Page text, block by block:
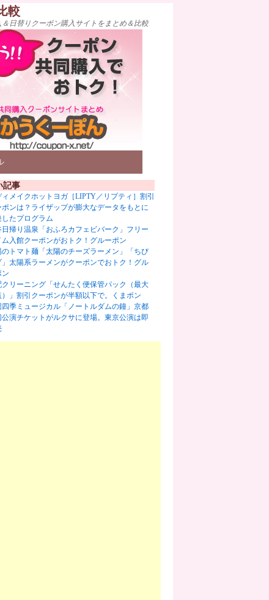
較
日替りクーポン購入サイトをまとめ＆比較
記事
ィメイクホットヨガ［LIPTY／リプティ］割引
ポンは？ライザップが膨大なデータをもとに
したプログラム
日帰り温泉「おふろカフェビバーク」フリー
ム入館クーポンがおトク！グルーポン
のトマト麺「太陽のチーズラーメン」「ちび
」太陽系ラーメンがクーポンでおトク！グル
ン
クリーニング「せんたく便保管パック（最大
）」割引クーポンが半額以下で。くまポン
四季ミュージカル「ノートルダムの鐘」京都
公演チケットがルクサに登場。東京公演は即